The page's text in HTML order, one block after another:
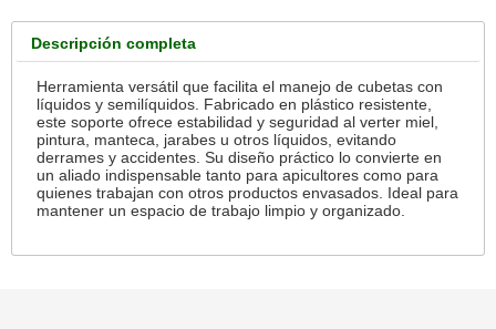
Descripción completa
Herramienta versátil que facilita el manejo de cubetas con
líquidos y semilíquidos. Fabricado en plástico resistente,
este soporte ofrece estabilidad y seguridad al verter miel,
pintura, manteca, jarabes u otros líquidos, evitando
derrames y accidentes. Su diseño práctico lo convierte en
un aliado indispensable tanto para apicultores como para
quienes trabajan con otros productos envasados. Ideal para
mantener un espacio de trabajo limpio y organizado.